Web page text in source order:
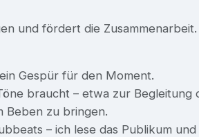
und fördert die Zusammenarbeit.
Gespür für den Moment.
braucht – etwa zur Begleitung
Beben zu bringen.
– ich lese das Publikum und